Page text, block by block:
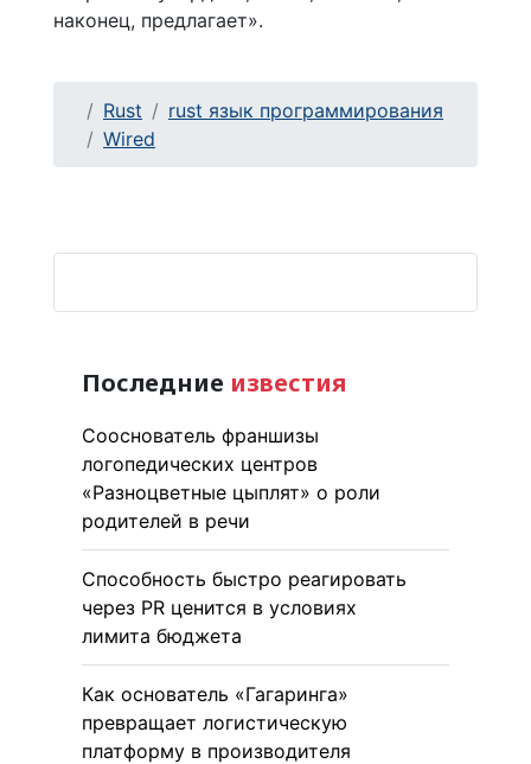
наконец, предлагает».
Rust
rust язык программирования
Wired
Последние известия
Сооснователь франшизы
логопедических центров
«Разноцветные цыплят» о роли
родителей в речи
Способность быстро реагировать
через PR ценится в условиях
лимита бюджета
Как основатель «Гагаринга»
превращает логистическую
платформу в производителя